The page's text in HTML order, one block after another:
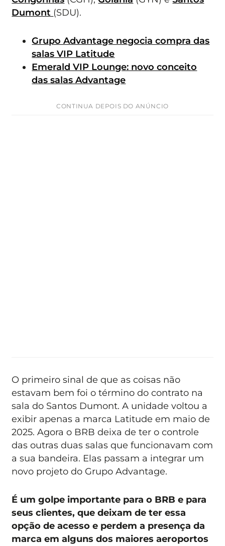
Dumont (SDU).
Grupo Advantage negocia compra das
salas VIP Latitude
Emerald VIP Lounge: novo conceito
das salas Advantage
CONTINUA DEPOIS DO ANÚNCIO
O primeiro sinal de que as coisas não
estavam bem foi o término do contrato na
sala do Santos Dumont. A unidade voltou a
exibir apenas a marca Latitude em maio de
2025. Agora o BRB deixa de ter o controle
das outras duas salas que funcionavam com
a sua bandeira. Elas passam a integrar um
novo projeto do Grupo Advantage.
É um golpe importante para o BRB e para
seus clientes, que deixam de ter essa
opção de acesso e perdem a presença da
marca em alguns dos maiores aeroportos